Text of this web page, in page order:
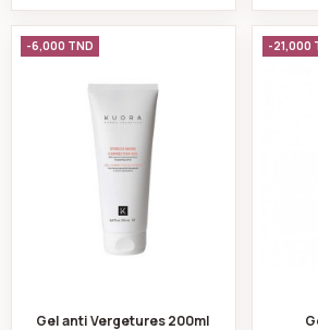
Gel anti Vergetures 200ml -
-6,000 TND
Gel anti Vergetures 200ml
-21,000